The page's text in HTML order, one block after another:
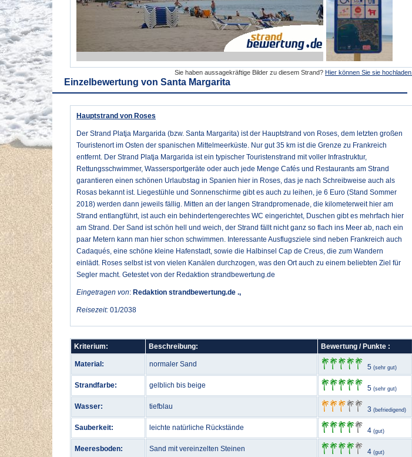
Sie haben aussagekräftige Bilder zu diesem Strand? Hier können Sie sie hochladen.
Einzelbewertung von Santa Margarita
Hauptstrand von Roses
Der Strand Platja Margarida (bzw. Santa Margarita) ist der Hauptstrand von Roses, dem letzten großen
Touristenort im Osten der spanischen Mittelmeerküste. Nur gut 35 km ist die Grenze zu Frankreich
entfernt. Der Strand Platja Margarida ist ein typischer Touristenstrand mit voller Infrastruktur,
Rettungsschwimmer, Wassersportgeräte oder auch jede Menge Cafés und Restaurants am Strand
garantieren einen schönen Urlaubstag in Spanien hier in Roses, das je nach Schreibweise auch als
Rosas bekannt ist. Liegestühle und Sonnenschirme gibt es auch zu leihen, je 6 Euro (Stand Sommer
2018) werden dann jeweils fällig. Mitten an der langen Strandpromenade, die kilometerweit hier am
Strand entlangführt, ist auch ein behindertengerechtes WC eingerichtet, Duschen gibt es mehrfach hier
am Strand. Der Sand ist schön hell und weich, der Strand fällt nicht ganz so flach ins Meer ab, nach ein
paar Metern kann man hier schon schwimmen. Interessante Ausflugsziele sind neben Frankreich auch
Cadaqués, eine schöne kleine Hafenstadt, sowie die Halbinsel Cap de Creus, die zum Wandern
einlädt. Roses selbst ist von vielen Kanälen durchzogen, was den Ort auch zu einem beliebten Ziel für
Segler macht. Getestet von der Redaktion strandbewertung.de
Eingetragen von: Redaktion strandbewertung.de .,
Reisezeit: 01/2038
Kriterium: Beschreibung: Bewertung / Punkte :
Material: normaler Sand 5 (sehr gut)
Strandfarbe: gelblich bis beige 5 (sehr gut)
Wasser: tiefblau 3 (befriedigend)
Sauberkeit: leichte natürliche Rückstände 4 (gut)
Meeresboden: Sand mit vereinzelten Steinen 4 (gut)